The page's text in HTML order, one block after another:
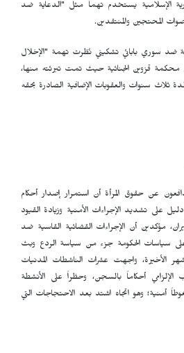
الإسلامية يستخدم تهماً مثل "الدعاية ضد
المحتجين والمنتقدين.
ضد سوري بابائي تشكيني نُظرت تهمة "الإخلال
العام" في الفرع 105 من محكمة قزوين الجنائية حيث تمت تبرئته منها،
سنوات والعقوبات الإضافية الصادرة بحقه
عن حقوق المرأة أن استمرار إصدار أحكام
على تشديد الإجراءات الأمنية وزيادة القيود
مؤكدين أن الإجراءات القضائية القاسية ضد
سياسات الحكومة جزء من سياسة الردع وبث
الأخيرة، واجهت عشرات الناشطات المدنيات
أحكاماً بالسجن، وحظراً على الأنشطة
أمنية؛ وهو اتجاه اشتد بعد الاحتجاجات التي